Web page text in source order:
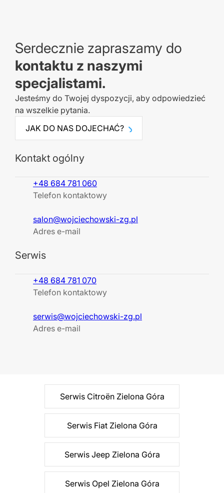
Serdecznie zapraszamy do
kontaktu z naszymi
specjalistami.
Jesteśmy do Twojej dyspozycji, aby odpowiedzieć
na wszelkie pytania.
JAK DO NAS DOJECHAĆ?
Kontakt ogólny
+48 684 781 060
Telefon kontaktowy
salon@wojciechowski-zg.pl
Adres e-mail
Serwis
+48 684 781 070
Telefon kontaktowy
serwis@wojciechowski-zg.pl
Adres e-mail
Serwis Citroën Zielona Góra
Serwis Fiat Zielona Góra
Serwis Jeep Zielona Góra
Serwis Opel Zielona Góra